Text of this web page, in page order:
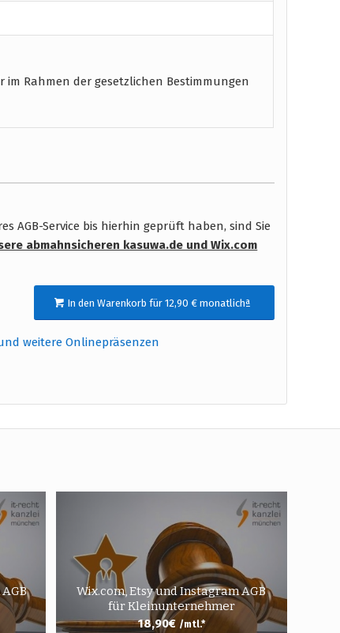
Rahmen der gesetzlichen Bestimmungen
AGB-Service bis hierhin geprüft haben, sind Sie
abmahnsicheren kasuwa.de und Wix.com
In den Warenkorb für 12,90 € monatlichª
weitere Onlinepräsenzen
Wix.com, Etsy und Instagram AGB
für Kleinunternehmer
18,90€ /mtl.*